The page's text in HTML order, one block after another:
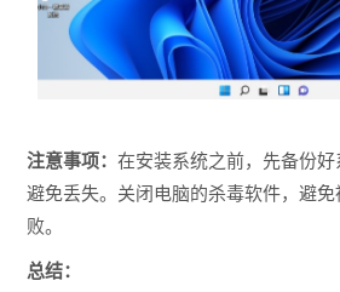
注意事项： 在安装系统之前，先备份好
避免丢失。关闭电脑的杀毒软件，避
败。
总结：